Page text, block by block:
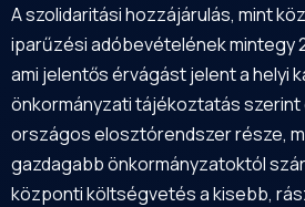
A szolidaritási hozzájárulás, mint
iparűzési adóbevételének mintegy
ami jelentős érvágást jelent a helyi
önkormányzati tájékoztatás szerint
országos elosztórendszer része,
gazdagabb önkormányzatoktól
központi költségvetés a kisebb,